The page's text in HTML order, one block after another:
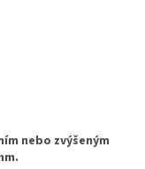
nebo zvýšeným